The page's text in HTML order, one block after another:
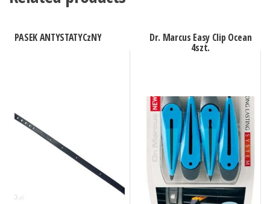
PASEK ANTYSTATYCzNY Dr. Marcus Easy Clip Ocean
4szt.